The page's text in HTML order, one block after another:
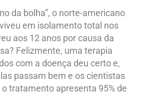
da bolha”, o norte-americano
em isolamento total nos
aos 12 anos por causa da
Felizmente, uma terapia
com a doença deu certo e,
passam bem e os cientistas
tratamento apresenta 95% de